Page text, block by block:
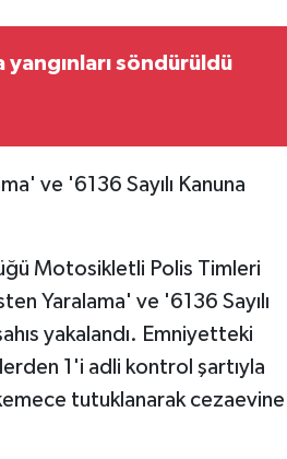
söndürüldü
ve '6136 Sayılı Kanuna
Motosikletli Polis Timleri
Yaralama' ve '6136 Sayılı
yakalandı. Emniyetteki
1'i adli kontrol şartıyla
tutuklanarak cezaevine